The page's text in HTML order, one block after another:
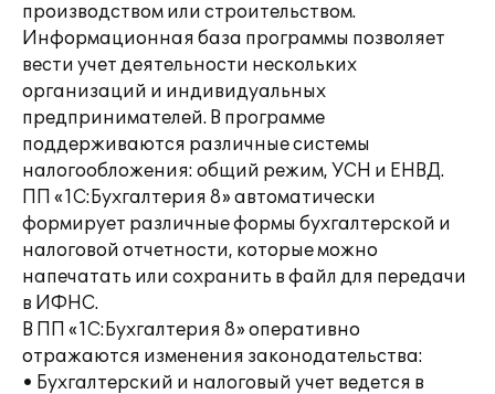
производством или строительством.
Информационная база программы позволяет
вести учет деятельности нескольких
организаций и индивидуальных
предпринимателей. В программе
поддерживаются различные системы
налогообложения: общий режим, УСН и ЕНВД.
ПП «1С:Бухгалтерия 8» автоматически
формирует различные формы бухгалтерской и
налоговой отчетности, которые можно
напечатать или сохранить в файл для передачи
в ИФНС.
В ПП «1С:Бухгалтерия 8» оперативно
отражаются изменения законодательства:
• Бухгалтерский и налоговый учет ведется в